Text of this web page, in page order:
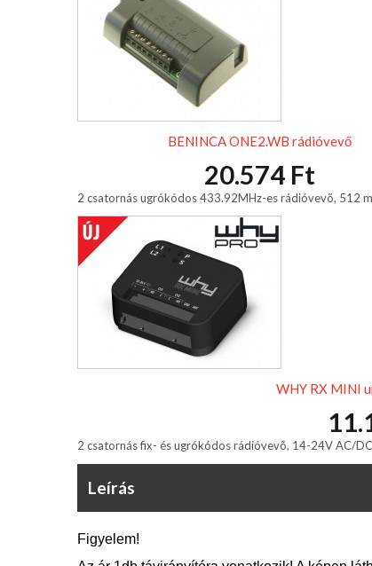
BENINCA ONE2.WB rádióvevő
20.574 Ft
2 csatornás ugrókódos 433.92MHz-es rádióvevõ, 512
WHY RX MINI
2 csatornás fix- és ugrókódos rádióvevõ, 14-24V AC/
Leírás
Figyelem!